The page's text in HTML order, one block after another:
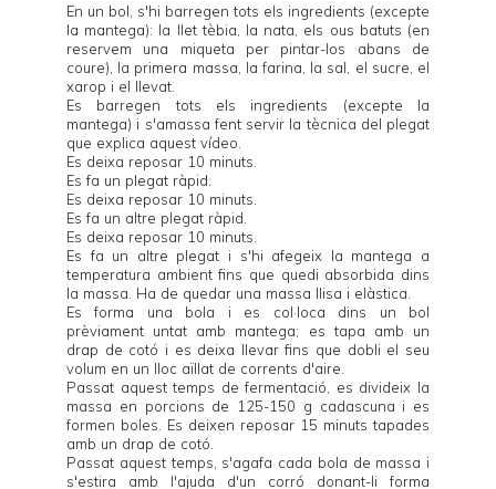
En un bol, s'hi barregen tots els ingredients (excepte
la mantega): la llet tèbia, la nata, els ous batuts (en
reservem una miqueta per pintar-los abans de
coure), la primera massa, la farina, la sal, el sucre, el
xarop i el llevat.
Es barregen tots els ingredients (excepte la
mantega) i s'amassa fent servir la tècnica del plegat
que explica aquest vídeo
Es deixa reposar 10 minuts.
Es fa un plegat ràpid.
Es deixa reposar 10 minuts.
Es fa un altre plegat ràpid.
Es deixa reposar 10 minuts.
Es fa un altre plegat i s'hi afegeix la mantega a
temperatura ambient fins que quedi absorbida dins
la massa. Ha de quedar una massa llisa i elàstica.
Es forma una bola i es col·loca dins un bol
prèviament untat amb mantega; es tapa amb un
drap de cotó i es deixa llevar fins que dobli el seu
volum en un lloc aïllat de corrents d'aire.
Passat aquest temps de fermentació, es divideix la
massa en porcions de 125-150 g cadascuna i es
formen boles. Es deixen reposar 15 minuts tapades
amb un drap de cotó.
Passat aquest temps, s'agafa cada bola de massa i
s'estira amb l'ajuda d'un corró donant-li forma